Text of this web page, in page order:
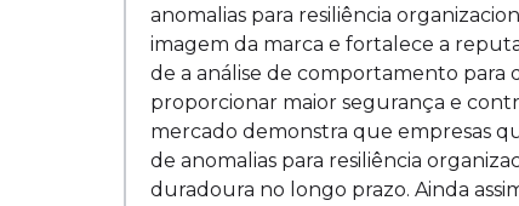
anomalias para resiliência
imagem da marca e fortalece a
de a análise de comportamento para
proporcionar maior segurança e
mercado demonstra que empresas
de anomalias para resiliência
duradoura no longo prazo. Ainda